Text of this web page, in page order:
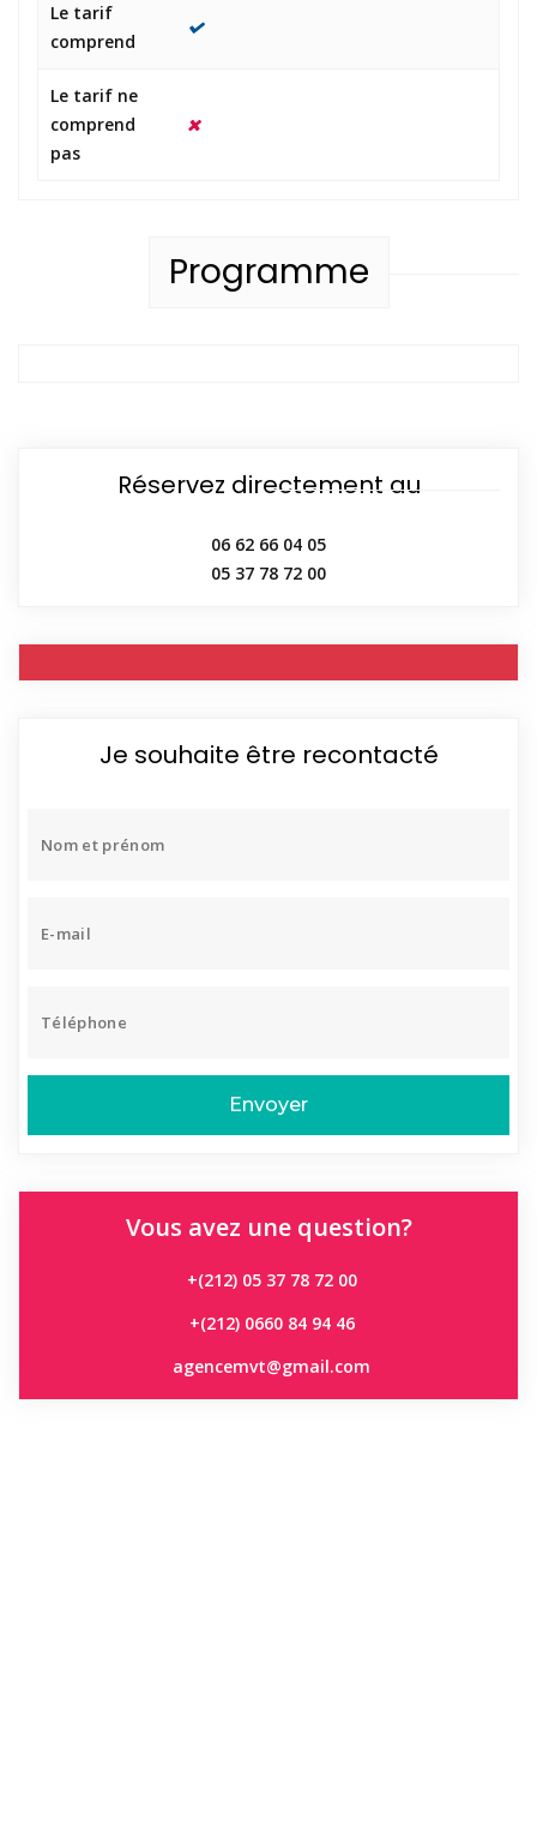
Le tarif
comprend
Le tarif ne
comprend
pas
Programme
Réservez directement au
06 62 66 04 05
05 37 78 72 00
Je souhaite être recontacté
Envoyer
Vous avez une question?
+(212) 05 37 78 72 00
+(212) 0660 84 94 46
agencemvt@gmail.com